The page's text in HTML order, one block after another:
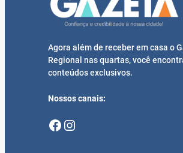
Agora além de receber em casa o
Regional nas quartas, você
conteúdos exclusivos.
Nossos canais:
Facebook Instagram